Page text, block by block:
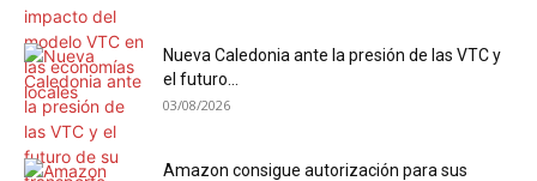
Nueva Caledonia ante la presión de las VTC y
el futuro...
03/08/2026
Amazon consigue autorización para sus